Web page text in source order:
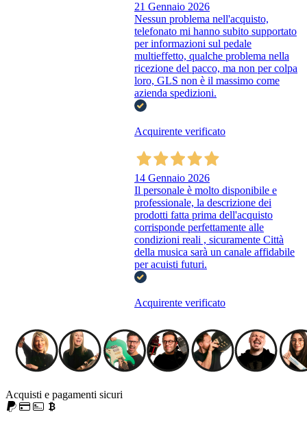
21 Gennaio 2026
Nessun problema nell'acquisto,
telefonato mi hanno subito supportato
per informazioni sul pedale
multieffetto, qualche problema nella
ricezione del pacco, ma non per colpa
loro, GLS non è il massimo come
azienda spedizioni.
Acquirente verificato
14 Gennaio 2026
Il personale è molto disponibile e
professionale, la descrizione dei
prodotti fatta prima dell'acquisto
corrisponde perfettamente alle
condizioni reali , sicuramente Città
della musica sarà un canale affidabile
per acuisti futuri.
Acquirente verificato
Acquisti e pagamenti sicuri